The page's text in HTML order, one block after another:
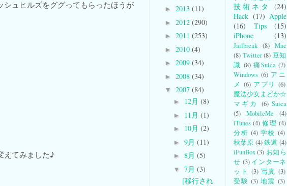
ュヒルズをググってもらったほうが
えてみました♪
► 2013 (11)
► 2012 (290)
► 2011 (253)
► 2010 (4)
► 2009 (34)
► 2008 (34)
▼ 2007 (84)
► 12月 (8)
► 11月 (1)
► 10月 (2)
► 9月 (11)
► 8月 (5)
▼ 7月 (3)
[移行され
技術ネタ
(24)
Hack (17) Apple
(16)
Tips
(15)
iPhone
(13)
Jailbreak (8) Mac
(8) Twitter (8) 豆知
識 (8) 痛Suica (7)
Windows (6) アニ
メ (6) アプリ (6)
魔法少女まどか☆
マギカ
(6) Suica
(5)
MobileMe
(4)
iTunes (4) 修理 (4)
分析 (4) 学校 (4)
秋葉原 (4)鉄道 (4)
iFunBox (3) お知ら
せ (3) インターネ
ット (3) 写真 (3)
受験 (3) 地震 (3)